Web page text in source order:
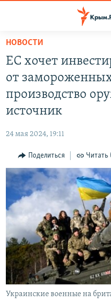
Вернуться
основному
содержанию
главной
Вернутся
поискуИНФОГРАФИКА
ТЕЛЕПРОЕКТ КРЫМ.РЕАЛИИ
СОВЕТЫ ПРАВОЗАЩИТНИКОВ
ПРОПАВШИЕ БЕЗ ВЕСТИ
ПОБЕДИТЕЛЕЙ НЕ СУДЯТ?
КРЫМ.НЕПОКОРЕННЫЙ
ELIFBE
УКРАИНСКАЯ ПРОБЛЕМА КРЫМА
РАДІО СВОБОДА
КАК ОБОЙТИ
Українською
Qırımtatar
ПРИСОЕДИНЯЙТЕСЬ!
Все сайты RFE/RL
НОВОСТИ
ЕС хочет
от
производство
источник
24 мая 2024, 19:11
Поделиться Читать
Украинские военные на